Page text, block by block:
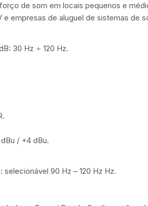
de som em locais pequenos e
e empresas de aluguel de sistemas de
30 Hz ÷ 120 Hz.
/ +4 dBu.
90 Hz – 120 Hz Hz.